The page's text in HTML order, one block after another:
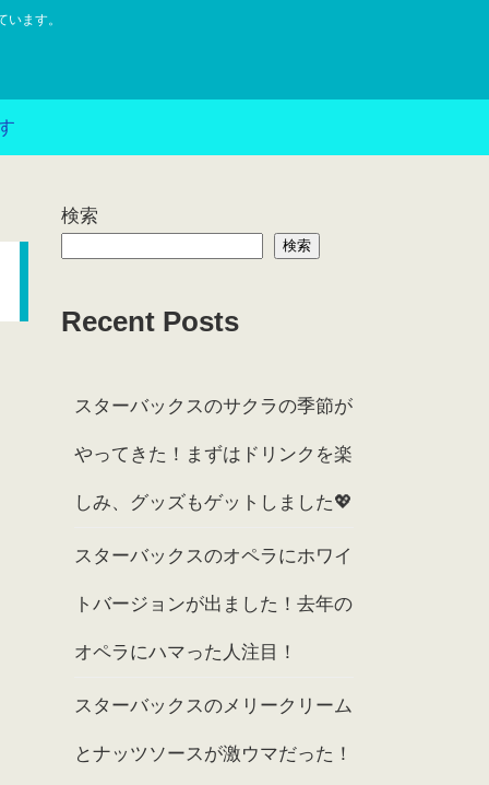
ます。
検索
検索
Recent Posts
スターバックスのサクラの季節が
やってきた！まずはドリンクを楽
しみ、グッズもゲットしました💖
スターバックスのオペラにホワイ
トバージョンが出ました！去年の
オペラにハマった人注目！
スターバックスのメリークリーム
とナッツソースが激ウマだった！